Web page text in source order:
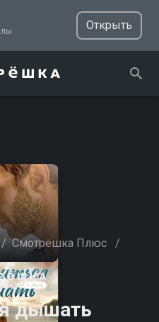
Открыть
/ Смотрёшка Плюс /
дышать